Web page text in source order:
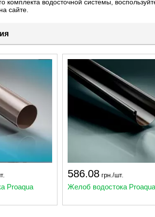
комплекта водосточной системы,
сайте.
Proaqua
586.08 грн./шт.
Желоб водостока Proaqua